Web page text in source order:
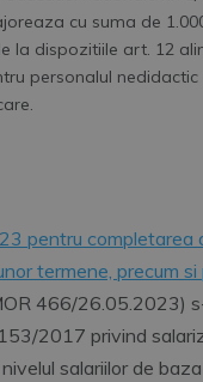
cu suma de
la dispozitiile art. 12
personalul
pentru completarea
termene, precum
466/26.05.2023)
2017 privind
salariilor de